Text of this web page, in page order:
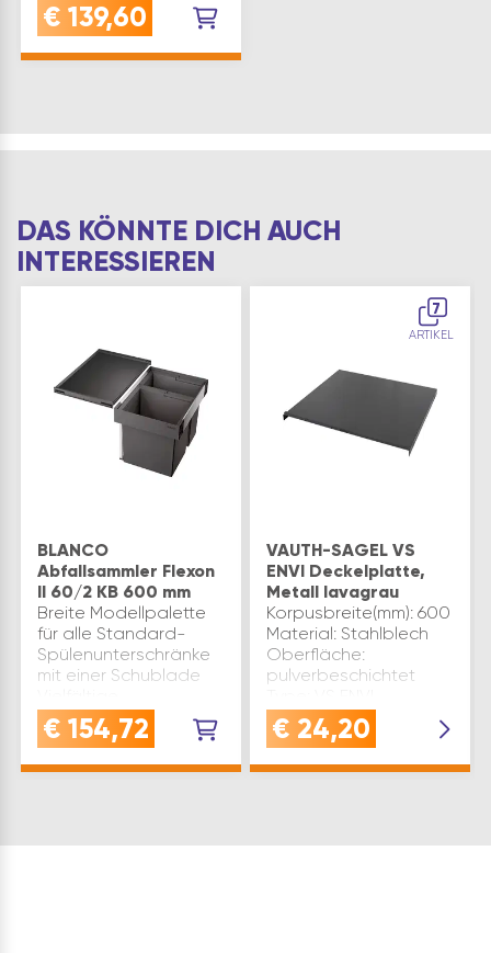
Unterschrank Einfache
Bodenmontage mit
€ 139,60
DAS KÖNNTE DICH AUCH
INTERESSIEREN
BLANCO
Abfallsammler Flexon
II 60/2 KB 600 mm
Breite Modellpalette
für alle Standard-
Spülenunterschränke
mit einer Schublade​
Möglichkeiten zur
Abfalltrennung und
€ 154,72
7
ARTIKEL
VAUTH-SAGEL VS
ENVI Deckelplatte,
Metall lavagrau
Korpusbreite(mm): 600
Material: Stahlblech
Oberfläche:
pulverbeschichtet
Montageart:
festsitzend Marke:
€ 24,20